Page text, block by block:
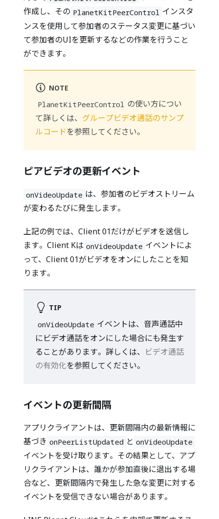
作成し、その PlanetKitPeerControl インスタ
ンスを使用して参加者のステータス変更に基づい
て参加者のUIを更新するなどの作業を行うこと
ができます。
NOTE
PlanetKitPeerControl の使い方につい
て詳しくは、 グループビデオ通話のサンプ
ルコードを参照してください。
ピアビデオの更新イベント
onVideoUpdate は、参加者のビデオストリーム
が変わるたびに発生します。
上記の例では、Client 01だけがビデオを送信し
ます。Client Kは onVideoUpdate イベントによ
って、Client 01がビデオをオンにしたことを知
ります。
TIP
onVideoUpdate イベントは、音声通話中
にビデオ通話をオンにした場合にも発生す
ることがあります。詳しくは、 ビデオ通話
の有効化を参照してください。
イベントの更新間隔
アプリクライアントは、更新間隔内の最新情報に
基づき onPeerListUpdated と onVideoUpdate
イベントを受け取ります。その結果として、アプ
リクライアントは、誰かが参加直後に退出する場
合など、更新間隔内で発生した急な変更に対する
イベントを受信できない場合があります。